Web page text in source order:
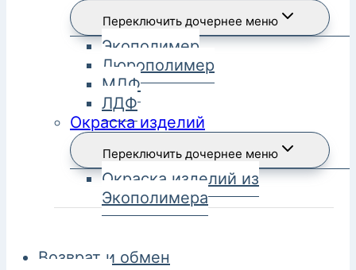
Переключить дочернее меню
Экополимер
Дюрополимер
МДФ
ЛДФ
Окраска изделий
Переключить дочернее меню
Окраска изделий из
Экополимера
Возврат и обмен